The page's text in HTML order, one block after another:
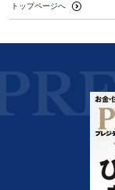
トップページへ